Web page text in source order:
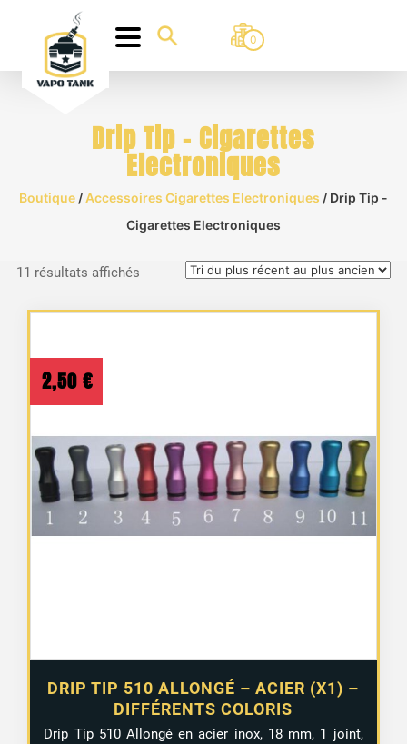
0
Drip Tip - Cigarettes
Electroniques
Boutique/ Accessoires Cigarettes Electroniques / Drip Tip -
Cigarettes Electroniques
11 résultats affichésTrié
DRIP TIP 510 ALLONGÉ – ACIER (X1) –
DIFFÉRENTS COLORIS
2,50 €
Drip Tip 510 Allongé en acier inox, 18 mm, 1 joint,